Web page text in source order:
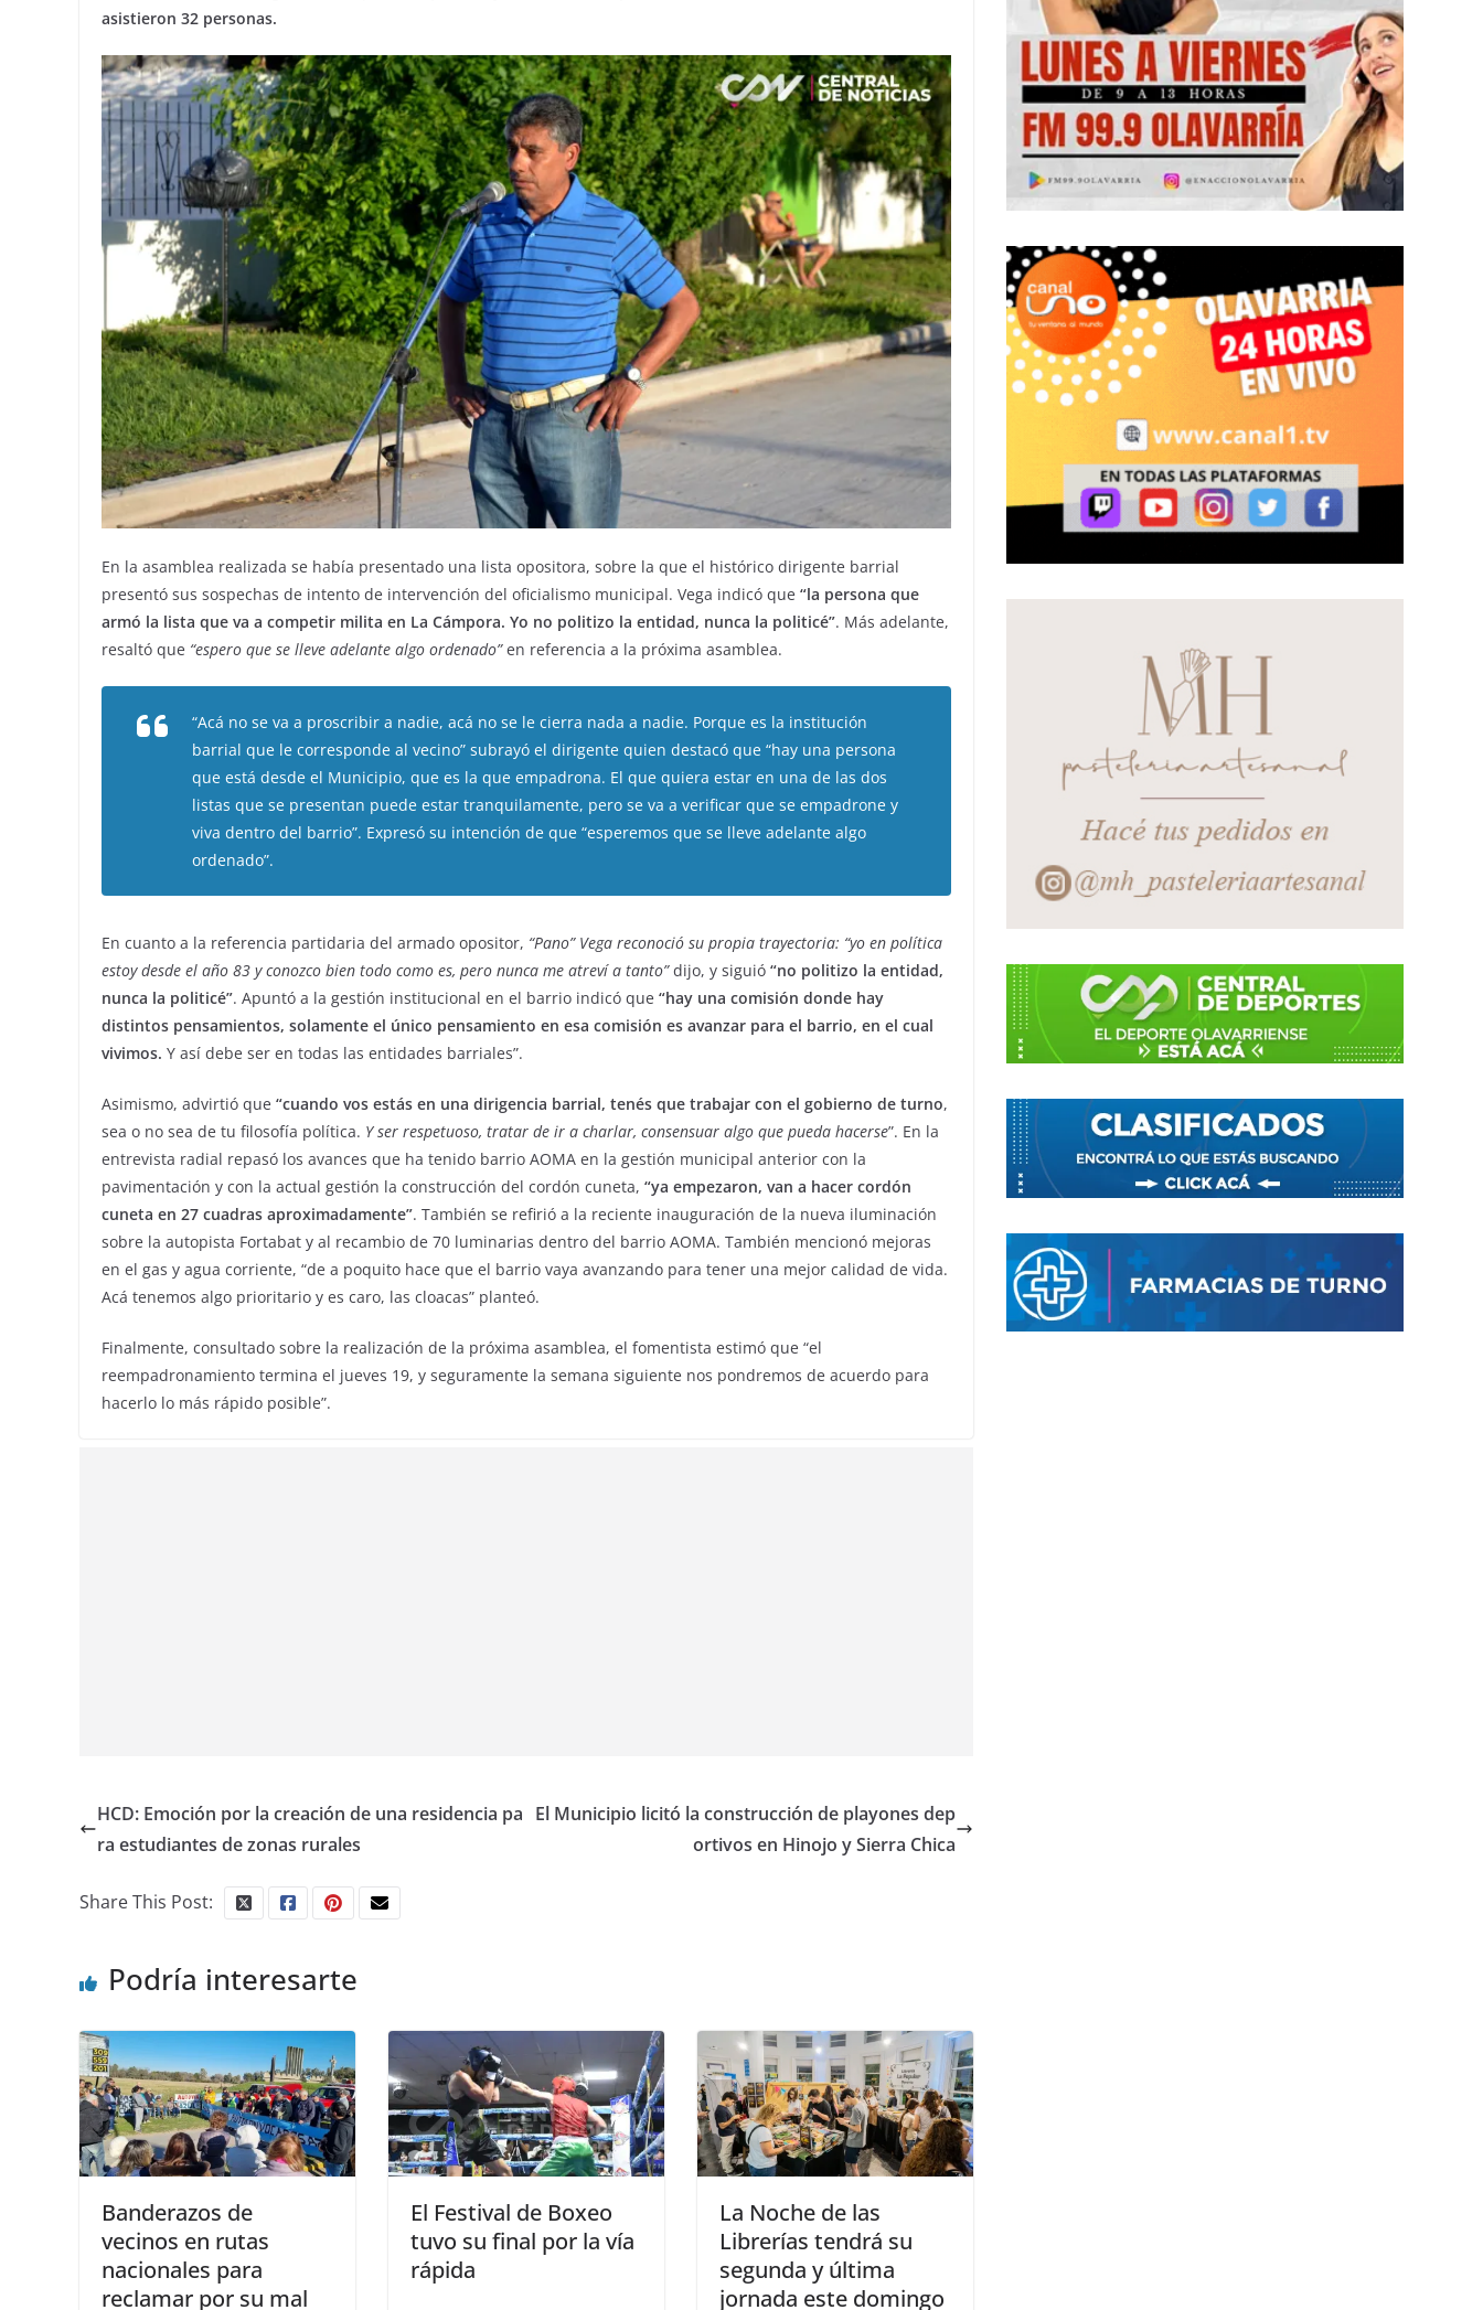
asistieron 32 personas.
En la asamblea realizada se había presentado una lista opositora, sobre la que el histórico dirigente barrial
presentó sus sospechas de intento de intervención del oficialismo municipal. Vega indicó que “la persona que
armó la lista que va a competir milita en La Cámpora. Yo no politizo la entidad, nunca la politicé”. Más adelante,
resaltó que “espero que se lleve adelante algo ordenado”en referencia a la próxima asamblea.
“Acá no se va a proscribir a nadie, acá no se le cierra nada a nadie. Porque es la institución
barrial que le corresponde al vecino” subrayó el dirigente quien destacó que “hay una persona
que está desde el Municipio, que es la que empadrona. El que quiera estar en una de las dos
listas que se presentan puede estar tranquilamente, pero se va a verificar que se empadrone y
viva dentro del barrio”. Expresó su intención de que “esperemos que se lleve adelante algo
ordenado”.
En cuanto a la referencia partidaria del armado opositor, “Pano” Vega reconoció su propia trayectoria: “yo en política
estoy desde el año 83 y conozco bien todo como es, pero nunca me atreví a tanto”dijo, y siguió “no politizo la entidad,
nunca la politicé”. Apuntó a la gestión institucional en el barrio indicó que “hay una comisión donde hay
distintos pensamientos, solamente el único pensamiento en esa comisión es avanzar para el barrio, en el cual
vivimos. Y así debe ser en todas las entidades barriales”.
Asimismo, advirtió que “cuando vos estás en una dirigencia barrial, tenés que trabajar con el gobierno de turno,
sea o no sea de tu filosofía política. Y ser respetuoso, tratar de ir a charlar, consensuar algo que pueda hacerse”. En la
entrevista radial repasó los avances que ha tenido barrio AOMA en la gestión municipal anterior con la
pavimentación y con la actual gestión la construcción del cordón cuneta, “ya empezaron, van a hacer cordón
cuneta en 27 cuadras aproximadamente”. También se refirió a la reciente inauguración de la nueva iluminación
sobre la autopista Fortabat y al recambio de 70 luminarias dentro del barrio AOMA. También mencionó mejoras
en el gas y agua corriente, “de a poquito hace que el barrio vaya avanzando para tener una mejor calidad de vida.
Acá tenemos algo prioritario y es caro, las cloacas” planteó.
Finalmente, consultado sobre la realización de la próxima asamblea, el fomentista estimó que “el
reempadronamiento termina el jueves 19, y seguramente la semana siguiente nos pondremos de acuerdo para
hacerlo lo más rápido posible”.
HCD: Emoción por la creación de una residencia pa
ra estudiantes de zonas rurales
El Municipio licitó la construcción de playones dep
ortivos en Hinojo y Sierra Chica
Share This Post:
Podría interesarte
Banderazos de
vecinos en rutas
nacionales para
reclamar por su mal
El Festival de Boxeo
tuvo su final por la vía
rápida
La Noche de las
Librerías tendrá su
segunda y última
jornada este domingo